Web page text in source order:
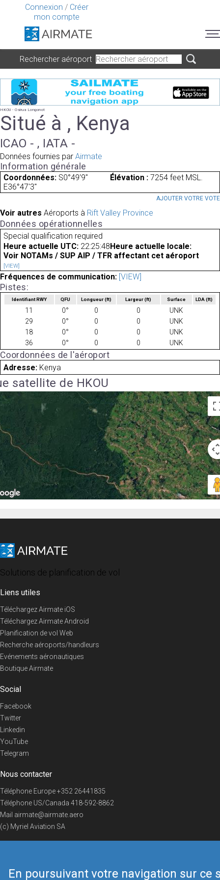
Connexion / Créer
mon compte
En poursuivant votre navigation sur ce
Rechercher aéroport
HKOU - Osirua Longonot
Situé à , Kenya
ICAO - , IATA -
Données fournies par Airmate
Information générale
Coordonnées: S0°49'9"
E36°47'3"
Élévation : 7254 feet MSL.
AJOUTER VOTRE VOTE
Voir autres Aéroports à Rift Valley Province
Données opérationnelles
Special qualification required
Heure actuelle UTC: 22:25:48 Heure actuelle locale:
Voir NOTAMs / SUP AIP / TFR affectant cet aéroport
[VIEW]
Fréquences de communication: [VIEW]
Pistes:
Identifiant RWY QFU Longueur(ft) Largeur(ft) Surface LDA(ft)
11 0° 0 0
UNK
29
0° 0 0
UNK
18
0° 0 0
UNK
36
0° 0 0 UNK
Coordonnées de l'aéroport
Adresse: Kenya
satellite de HKOU
Solutions de planification de vol
Liens utiles
Téléchargez Airmate iOS
Téléchargez Airmate Android
Planification de vol Web
Recherche aéroports/handleurs
Evénements aéronautiques
Boutique Airmate
Social
Facebook
Twitter
Linkedin
YouTube
Telegram
Nous contacter
Téléphone Europe+352 26441835
Téléphone US/Canada 418-592-8862
Mail airmate@airmate.aero
(c) Myriel Aviation SA
© 2019 Airmate -Conditions d'utilisation-Vie privée Back to top